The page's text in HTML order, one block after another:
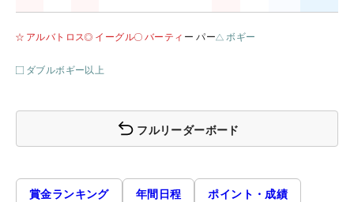
アルバトロス イーグル バーティ ー パー ボギー
ダブルボギー以上
フルリーダーボード
賞金ランキング 年間日程 ポイント・成績